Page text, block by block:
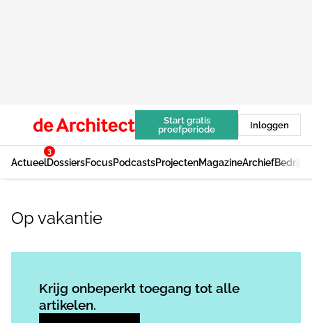
Start gratis
proefperiode
Inloggen
Actueel
3
DossiersFocusPodcastsProjectenMagazineArchief
Op vakantie
Krijg onbeperkt toegang tot alle
artikelen.